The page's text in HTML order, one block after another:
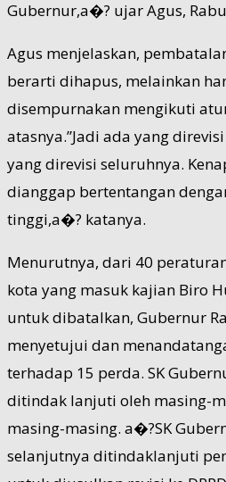
Gubernur,a�? ujar Agus,
Agus menjelaskan,
berarti dihapus, melainkan
disempurnakan mengikuti
atasnya.”Jadi ada yang
yang direvisi seluruhnya.
dianggap bertentangan
tinggi,a�? katanya.
Menurutnya, dari 40
kota yang masuk kajian Biro
untuk dibatalkan, Gubernur
menyetujui dan
terhadap 15 perda. SK
ditindak lanjuti oleh masing-
masing-masing. a�?SK
selanjutnya ditindaklanjuti